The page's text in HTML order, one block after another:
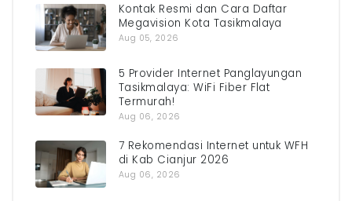
Kontak Resmi dan Cara Daftar
Megavision Kota Tasikmalaya
Aug 05, 2026
5 Provider Internet Panglayungan
Tasikmalaya: WiFi Fiber Flat
Termurah!
Aug 06, 2026
7 Rekomendasi Internet untuk WFH
di Kab Cianjur 2026
Aug 06, 2026